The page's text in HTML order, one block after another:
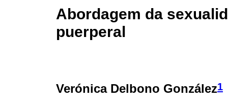
Abordagem da
puerperal
Verónica Delbono González1